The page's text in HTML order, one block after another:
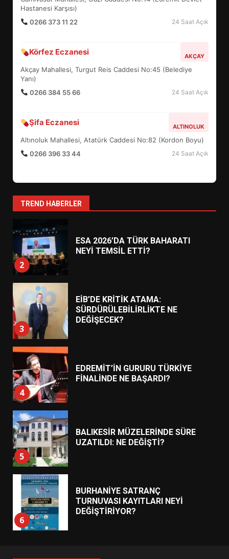
Hastanesi Karşısı)
0266 373 11 22
24 Saat Açık
Körfez Eczanesi AKÇAY
Akçay Mahallesi, Turgut Reis Caddesi No:45 (Belediye
Yanı)
0266 384 55 66
24 Saat Açık
Şifa Eczanesi ALTINOLUK
Altınoluk Mahallesi, Atatürk Caddesi No:82 (Kordon Boyu)
0266 396 33 44
24 Saat Açık
TREND HABERLER
5
6
TURNUVASI KAYITLARI NEYİ
7
YENİ YÖNETİM NASIL
ŞEKİLLENDİ?
1
HAREKETE GEÇİYOR: GÖZLER
2
ESA 2026’DA TÜRK BAHARATI
NEYİ TEMSİL ETTİ?
3
EİB’DE KRİTİK ATAMA:
SÜRDÜRÜLEBİLİRLİKTE NE
DEĞİŞECEK?
4
EDREMİT’İN GURURU TÜRKİYE
FİNALİNDE NE BAŞARDI?
5
BALIKESİR MÜZELERİNDE SÜRE
UZATILDI: NE DEĞİŞTİ?
6
BURHANİYE SATRANÇ
TURNUVASI KAYITLARI NEYİ
DEĞİŞTİRİYOR?